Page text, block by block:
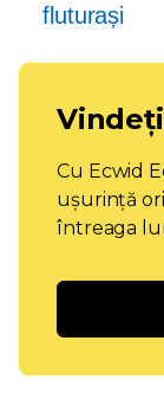
fluturași
Cu Ecwid
ușurință
întreaga